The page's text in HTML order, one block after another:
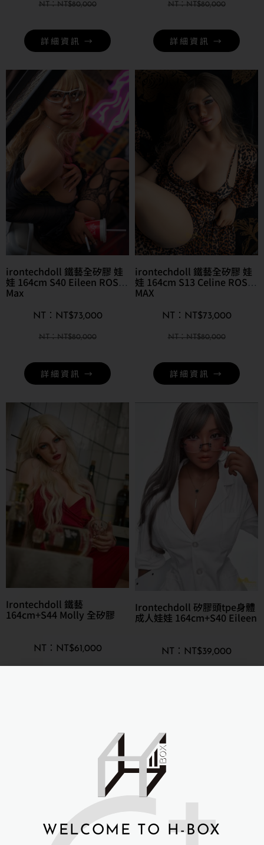
NT$80,000
詳細資訊 →
NT$80,000
詳細資訊 →
irontechdoll 鐵藝全矽膠 娃
娃 164cm S40 Eileen ROS
Max
NT$80,000
NT$73,000
詳細資訊 →
irontechdoll 鐵藝全矽膠 娃
娃 164cm S13 Celine ROS
MAX
NT$80,000
NT$73,000
詳細資訊 →
Irontechdoll 鐵藝
164cm+S44 Molly 全矽膠
NT$61,000
Irontechdoll 矽膠頭tpe身體
成人娃娃 164cm+S40 Eileen
NT$39,000
Irontechdoll 鐵藝全矽膠 成
人娃娃 164cm+S22 Maria全
矽膠
WELCOME TO H-BOX